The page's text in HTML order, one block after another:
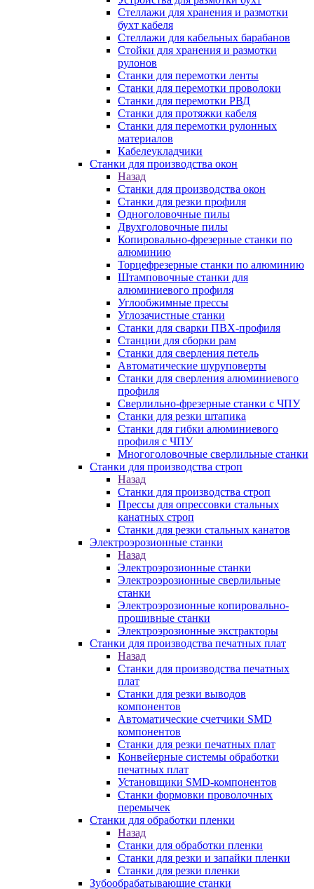
Стеллажи для хранения и размотки
бухт кабеля
Стеллажи для кабельных барабанов
Стойки для хранения и размотки
рулонов
Станки для перемотки ленты
Станки для перемотки проволоки
Станки для перемотки РВД
Станки для протяжки кабеля
Станки для перемотки рулонных
материалов
Кабелеукладчики
Станки для производства окон
Назад
Станки для производства окон
Станки для резки профиля
Одноголовочные пилы
Двухголовочные пилы
Копировально-фрезерные станки по
алюминию
Торцефрезерные станки по алюминию
Штамповочные станки для
алюминиевого профиля
Углообжимные прессы
Углозачистные станки
Станки для сварки ПВХ-профиля
Станции для сборки рам
Станки для сверления петель
Автоматические шуруповерты
Станки для сверления алюминиевого
профиля
Сверлильно-фрезерные станки с ЧПУ
Станки для резки штапика
Станки для гибки алюминиевого
профиля с ЧПУ
Многоголовочные сверлильные станки
Станки для производства строп
Назад
Станки для производства строп
Прессы для опрессовки стальных
канатных строп
Станки для резки стальных канатов
Электроэрозионные станки
Назад
Электроэрозионные станки
Электроэрозионные сверлильные
станки
Электроэрозионные копировально-
прошивные станки
Электроэрозионные экстракторы
Станки для производства печатных плат
Назад
Станки для производства печатных
плат
Станки для резки выводов
компонентов
Автоматические счетчики SMD
компонентов
Станки для резки печатных плат
Конвейерные системы обработки
печатных плат
Установщики SMD-компонентов
Станки формовки проволочных
перемычек
Станки для обработки пленки
Назад
Станки для обработки пленки
Станки для резки и запайки пленки
Станки для резки пленки
Зубообрабатывающие станки